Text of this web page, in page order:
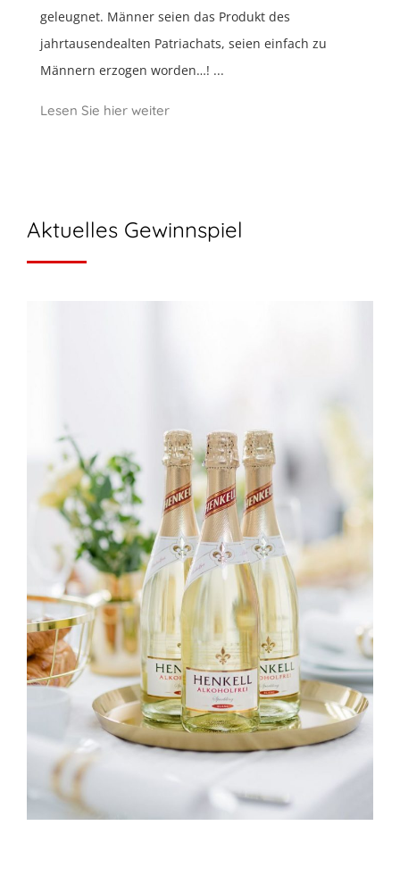
geleugnet. Männer seien das Produkt des
jahrtausendealten Patriachats, seien einfach zu
Männern erzogen worden…! ...
Lesen Sie hier weiter
Aktuelles Gewinnspiel